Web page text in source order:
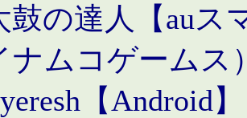
鼓の達人【auス
ナムコゲームス
【Android